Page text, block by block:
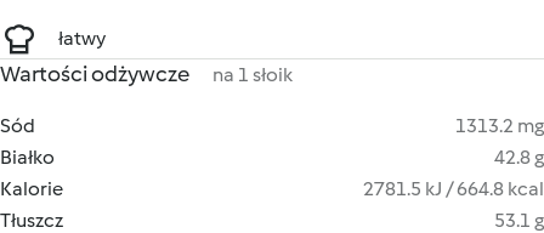
łatwy
Wartości odżywcze na 1 słoik
Sód
1313.2 mg
Białko
42.8 g
Kalorie
2781.5 kJ / 664.8 kcal
Tłuszcz
53.1 g